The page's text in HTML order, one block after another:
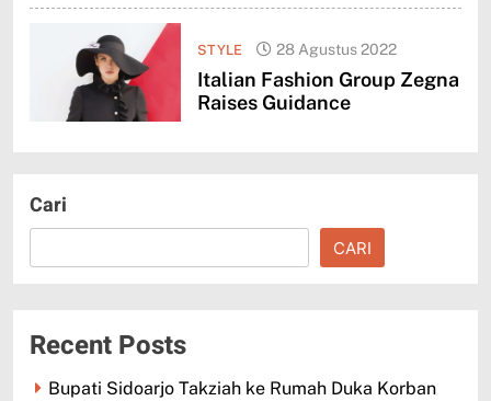
STYLE 28 Agustus 2022
Italian Fashion Group Zegna
Raises Guidance
Cari
CARI
Recent Posts
Bupati Sidoarjo Takziah ke Rumah Duka Korban